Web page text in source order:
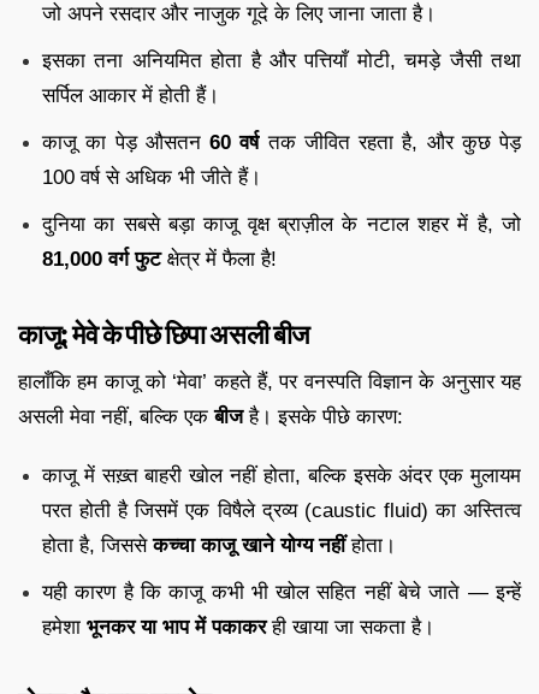
जो अपने रसदार और नाजुक गूदे के लिए जाना जाता है।
इसका तना अनियमित होता है और पत्तियाँ मोटी, चमड़े जैसी तथा
सर्पिल आकार में होती हैं।
काजू का पेड़ औसतन 60 वर्षतक जीवित रहता है, और कुछ पेड़
100 वर्ष से अधिक भी जीते हैं।
दुनिया का सबसे बड़ा काजू वृक्ष ब्राज़ील के नटाल शहर में है, जो
81,000 वर्ग फुटक्षेत्र में फैला है!
काजू: मेवे के पीछे छिपा असली बीज
हालाँकि हम काजू को ‘मेवा’ कहते हैं, पर वनस्पति विज्ञान के अनुसार यह
असली मेवा नहीं, बल्कि एकबीजहै। इसके पीछे कारण:
काजू में सख़्त बाहरी खोल नहीं होता, बल्कि इसके अंदर एक मुलायम
परत होती है जिसमें एक विषैले द्रव्य (caustic fluid) का अस्तित्व
होता है, जिससेकच्चा काजू खाने योग्य नहींहोता।
यही कारण है कि काजू कभी भी खोल सहित नहीं बेचे जाते — इन्हें
हमेशा भूनकर या भाप में पकाकरही खाया जा सकता है।